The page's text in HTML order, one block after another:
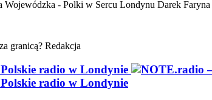
Wojewódzka - Polki w Sercu Londynu Darek
granicą? Redakcja